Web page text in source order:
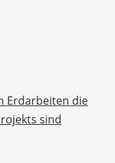
Erdarbeiten die
sind